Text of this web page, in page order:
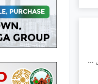
بحریہ ٹاؤن فیز 8 ۔ عثمان بلاک, بحریہ ٹاؤن فیز 8 ۔ سفاری ویلی